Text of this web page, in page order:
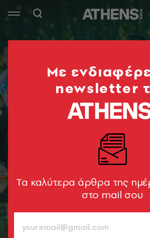
Mε
newsletter
Tα καλύτερα άρθρα της
στο mail σου